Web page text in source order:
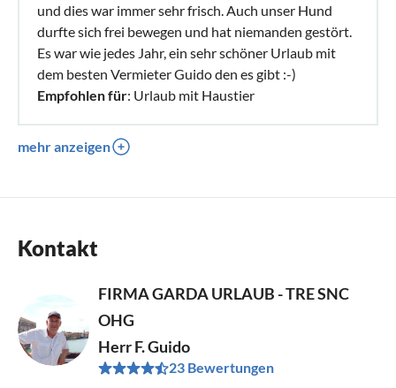
und dies war immer sehr frisch. Auch unser Hund
durfte sich frei bewegen und hat niemanden gestört.
Es war wie jedes Jahr, ein sehr schöner Urlaub mit
dem besten Vermieter Guido den es gibt :-)
Empfohlen für: Urlaub mit Haustier
mehr anzeigen
Kontakt
FIRMA GARDA URLAUB - TRE SNC
OHG
Herr F. Guido
23 Bewertungen